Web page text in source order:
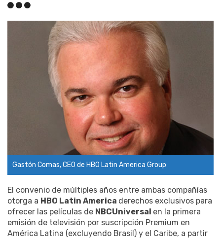
Gastón Comas, CEO de HBO Latin America Group
El convenio de múltiples años entre ambas compañías
otorga a HBO Latin America derechos exclusivos para
ofrecer las películas de NBCUniversal en la primera
emisión de televisión por suscripción Premium en
América Latina (excluyendo Brasil) y el Caribe, a partir